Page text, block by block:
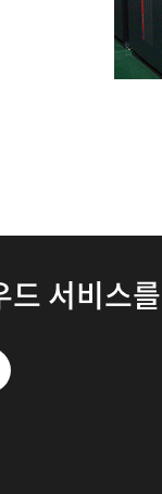
드 서비스